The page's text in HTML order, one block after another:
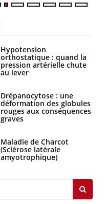
Hypotension
orthostatique : quand la
pression artérielle chute
au lever
Drépanocytose : une
déformation des globules
rouges aux conséquences
graves
Maladie de Charcot
(Sclérose latérale
amyotrophique)